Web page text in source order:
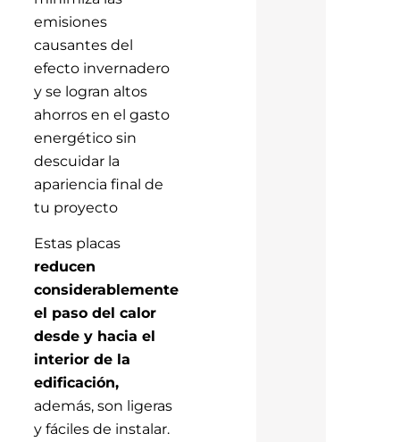
emisiones
causantes del
efecto invernadero
y se logran altos
ahorros en el gasto
energético sin
descuidar la
apariencia final de
tu proyecto
Estas placas
reducen
considerablemente
el paso del calor
desde y hacia el
interior de la
edificación,
además, son ligeras
y fáciles de instalar.